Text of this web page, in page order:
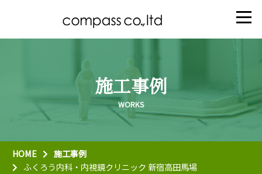
施工事例
HOME
施工事例
ふくろう内科・内視鏡クリニック 新宿高田馬場